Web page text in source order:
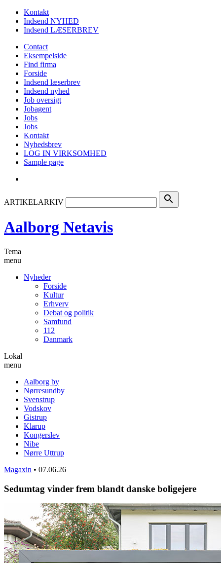
Kontakt
Indsend NYHED
Indsend LÆSERBREV
Contact
Eksempelside
Find firma
Forside
Indsend læserbrev
Indsend nyhed
Job oversigt
Jobagent
Jobs
Jobs
Kontakt
Nyhedsbrev
LOG IN VIRKSOMHED
Sample page
ARTIKELARKIV search
Aalborg Netavis
Tema
menu
Nyheder
Forside
Kultur
Erhverv
Debat og politik
Samfund
112
Danmark
Lokal
menu
Aalborg by
Nørresundby
Svenstrup
Vodskov
Gistrup
Klarup
Kongerslev
Nibe
Nørre Uttrup
Magaxin • 07.06.26
Sedumtag vinder frem blandt danske boligejere